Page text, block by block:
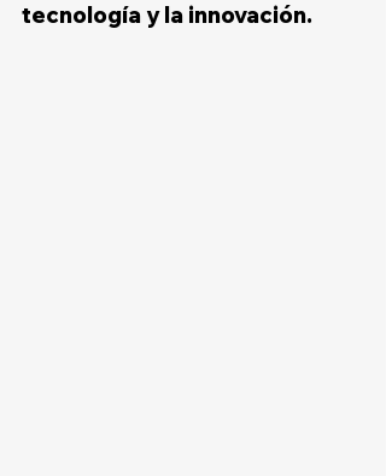
tecnología y la innovación.